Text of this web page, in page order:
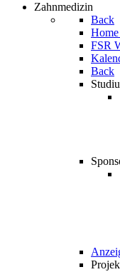
Zahnmedizin
Back
Home
FSR
Back